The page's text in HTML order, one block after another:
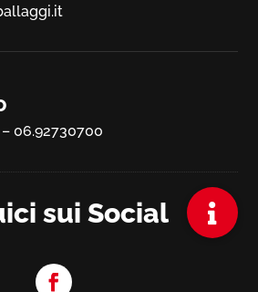
06.92730700
sui Social